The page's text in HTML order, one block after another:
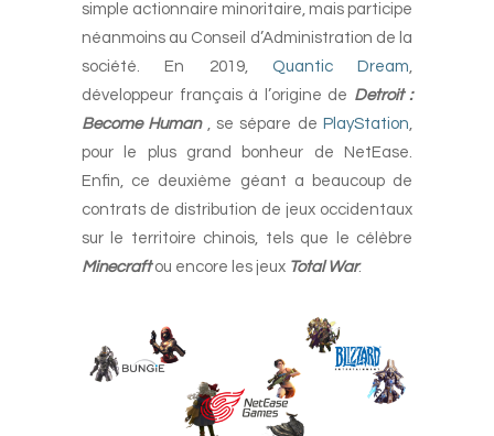
simple actionnaire minoritaire, mais participe
néanmoins au Conseil d’Administration de la
société. En 2019, Quantic Dream,
développeur français à l’origine de Detroit :
Become Human, se sépare de PlayStation,
pour le plus grand bonheur de NetEase.
Enfin, ce deuxième géant a beaucoup de
contrats de distribution de jeux occidentaux
sur le territoire chinois, tels que le célèbre
Minecraftou encore les jeux Total War.